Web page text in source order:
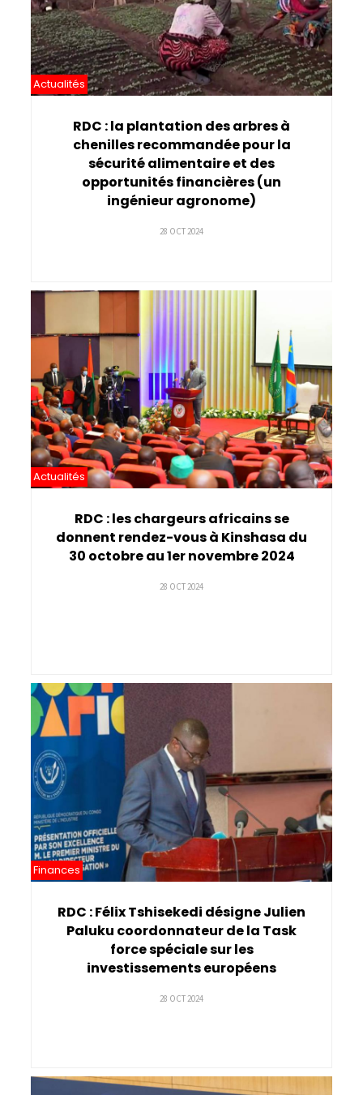
Actualités
RDC : la plantation des arbres à
chenilles recommandée pour la
sécurité alimentaire et des
opportunités financières (un
ingénieur agronome)
28 OCT 2024
Actualités
RDC : les chargeurs africains se
donnent rendez-vous à Kinshasa du
30 octobre au 1er novembre 2024
28 OCT 2024
Finances
RDC : Félix Tshisekedi désigne Julien
Paluku coordonnateur de la Task
force spéciale sur les
investissements européens
28 OCT 2024